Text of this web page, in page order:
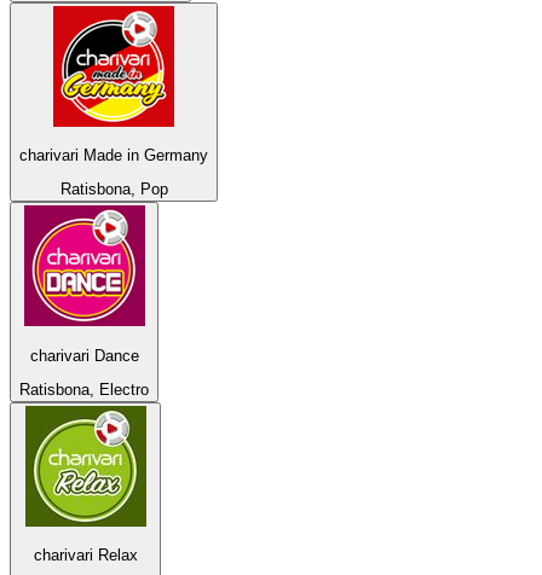
charivari Made in Germany
Ratisbona, Pop
charivari Dance
Ratisbona, Electro
charivari Relax